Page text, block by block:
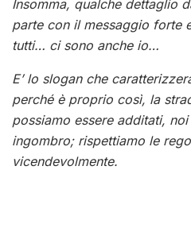
Insomma, qualche dettaglio
parte con il messaggio forte
tutti… ci sono anche io…
E’ lo slogan che
perché è proprio così, la
possiamo essere additati,
ingombro; rispettiamo le
vicendevolmente.